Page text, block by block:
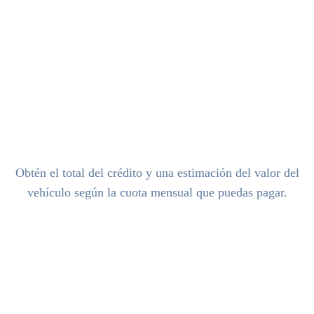
Obtén el total del crédito y una estimación del valor del
vehículo según la cuota mensual que puedas pagar.